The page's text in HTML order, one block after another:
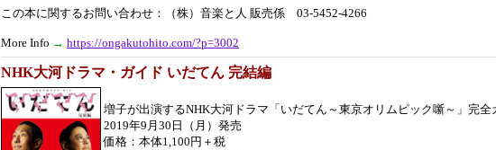
この本に関するお問い合わせ：（株）音楽と人 販売係 03-5452-4266
More Info → https://ongakutohito.com/?p=3002
NHK大河ドラマ・ガイド いだてん 完結編
増子が出演するNHK大河ドラマ「いだてん～東京オリムピック噺～」完全
2019年9月30日（月）発売
価格：本体1,100円＋税